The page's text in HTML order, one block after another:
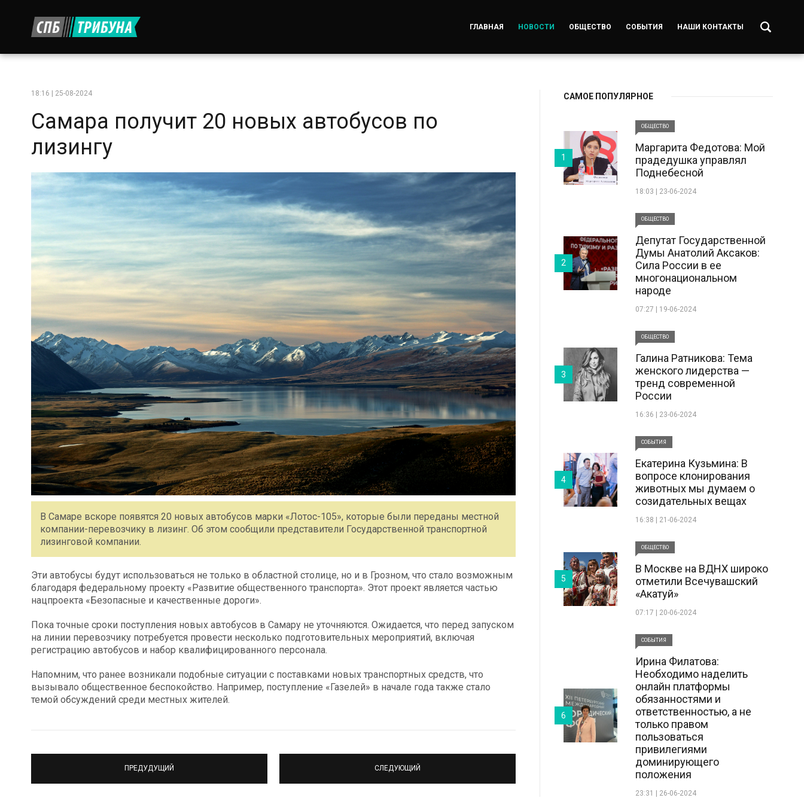
ГЛАВНАЯ НОВОСТИ ОБЩЕСТВО СОБЫТИЯ НАШИ КОНТАКТЫ
18:16 | 25-08-2024
Самара получит 20 новых автобусов по
лизингу
В Самаре вскоре появятся 20 новых автобусов марки «Лотос-105», которые были переданы местной
компании-перевозчику в лизинг. Об этом сообщили представители Государственной транспортной
лизинговой компании.
Эти автобусы будут использоваться не только в областной столице, но и в Грозном, что стало возможным
благодаря федеральному проекту «Развитие общественного транспорта». Этот проект является частью
нацпроекта «Безопасные и качественные дороги».
Пока точные сроки поступления новых автобусов в Самару не уточняются. Ожидается, что перед запуском
на линии перевозчику потребуется провести несколько подготовительных мероприятий, включая
регистрацию автобусов и набор квалифицированного персонала.
Напомним, что ранее возникали подобные ситуации с поставками новых транспортных средств, что
вызывало общественное беспокойство. Например, поступление «Газелей» в начале года также стало
темой обсуждений среди местных жителей.
ПРЕДУДУЩИЙ СЛЕДУЮЩИЙ
САМОЕ ПОПУЛЯРНОЕ
ОБЩЕСТВО
Маргарита Федотова: Мой
прадедушка управлял
Поднебесной
18:03 | 23-06-2024
1
ОБЩЕСТВО
Депутат Государственной
Думы Анатолий Аксаков:
Сила России в ее
многонациональном
народе
07:27 | 19-06-2024
2
ОБЩЕСТВО
Галина Ратникова: Тема
женского лидерства —
тренд современной
России
16:36 | 23-06-2024
3
СОБЫТИЯ
Екатерина Кузьмина: В
вопросе клонирования
животных мы думаем о
созидательных вещах
16:38 | 21-06-2024
4
ОБЩЕСТВО
В Москве на ВДНХ широко
отметили Всечувашский
«Акатуй»
07:17 | 20-06-2024
5
СОБЫТИЯ
Ирина Филатова:
Необходимо наделить
онлайн платформы
обязанностями и
ответственностью, а не
только правом
пользоваться
привилегиями
доминирующего
положения
23:31 | 26-06-2024
6